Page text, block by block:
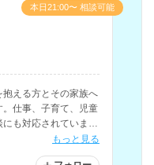
える方とその家族へ
仕事、子育て、児童
も対応されていま
もっと見る
本日21:00〜 相談可能